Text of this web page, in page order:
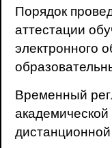
Порядок
аттестации
электронного
Временный